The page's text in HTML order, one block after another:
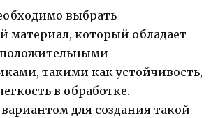
выбрать
материал, который обладает
такими как устойчивость,
в обработке.
для создания такой